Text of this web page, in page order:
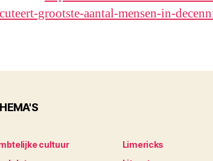
grootste-aantal-mensen-in-
cultuur
Limericks